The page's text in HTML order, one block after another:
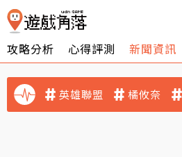
攻略分析 心得評測 新聞資訊
英雄聯盟 橘攸奈